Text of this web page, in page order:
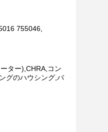
755046,
ター),CHRA,コン
グのハウシング,バ